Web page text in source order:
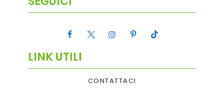
LINK UTILI
CONTATTACI